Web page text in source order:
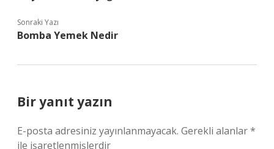
Sonraki Yazı
Bomba Yemek Nedir
Bir yanıt yazın
E-posta adresiniz yayınlanmayacak. Gerekli alanlar*
ile işaretlenmişlerdir